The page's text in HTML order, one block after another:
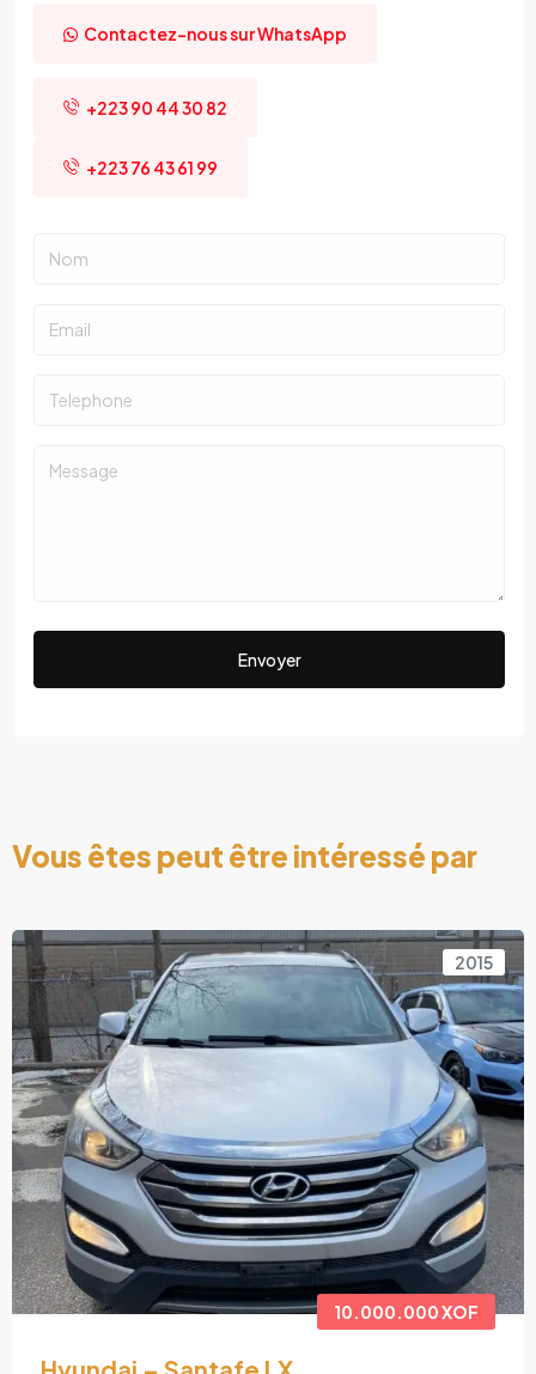
Contactez-nous sur WhatsApp
+223 90 44 30 82
+223 76 43 61 99
Envoyer
Vous êtes peut être intéressé par
2015
10.000.000 XOF
Hyundai
2,4l